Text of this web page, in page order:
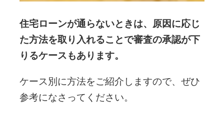
住宅ローンが通らないときは、原因に応じ
た方法を取り入れることで審査の承認が下
りるケースもあります。
ケース別に方法をご紹介しますので、ぜひ
参考になさってください。